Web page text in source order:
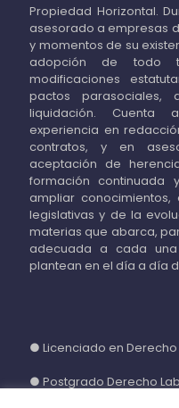
Propiedad Horizontal.
asesorado a empresas
y momentos de su
adopción de todo
modificaciones
pactos
liquidación. Cuenta
experiencia en
contratos, y en
aceptación de
formación continuada
ampliar
legislativas y de la
materias que abarca,
adecuada a cada
plantean en el día a día
● Licenciado en
● Postgrado Derecho